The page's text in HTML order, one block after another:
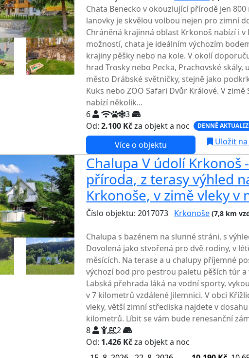
Chata Benecko v okouzlující přírodě jen 800
lanovky je skvělou volbou nejen pro zimní
Chráněná krajinná oblast Krkonoš nabízí i v
možností, chata je ideálním výchozím
krajiny pěšky nebo na kole. V okolí
hrad Trosky nebo Pecka, Prachovské skály,
město Drábské světničky, stejně jako
Kuks nebo ZOO Safari Dvůr Králové. V zimě
nabízí několik...
6
3
Od:2.100 Kčza objekt a noc DENNĚ
Více o objektu
Uložit
Chalupa V údolí Krkonoš
příroda, z terasy výhled
Krkonoše, v zimě vleky v
Číslo objektu: 2017073 Krkonoše (7,8 km
Chalupa s bazénem na slunné stráni, s
Dovolená jako stvořená pro dvě rodiny, v
měsících. Na terase a u chalupy příjemné
výchozí bod pro pestrou paletu pěších túr a
Labská přehrada láká na vodní sporty,
v 7 kilometrů vzdálené Jilemnici. V obci
vleky, větší zimní střediska najdete v
kilometrů. Líbit se vám bude renesanční
8
2
Od: 1.426 Kčza objekt a noc